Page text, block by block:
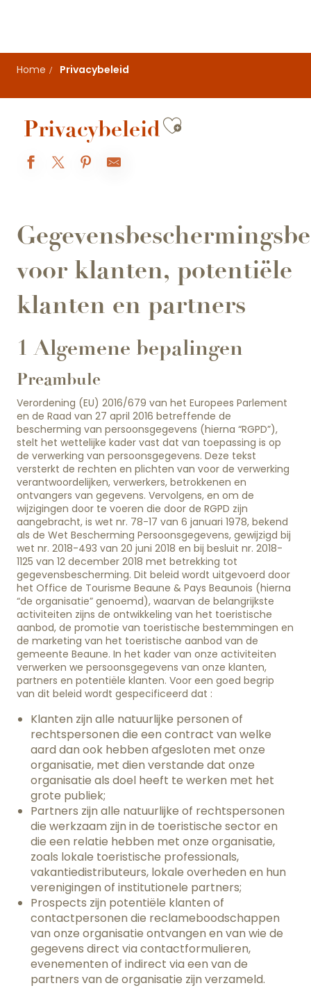
principal
Home Privacybeleid
PrivacybeleidAjouter aux
voor klanten, potentiële
klanten en partners
1 Algemene bepalingen
Preambule
Verordening (EU) 2016/679 van het Europees Parlement
en de Raad van 27 april 2016 betreffende de
bescherming van persoonsgegevens (hierna “RGPD”),
stelt het wettelijke kader vast dat van toepassing is op
de verwerking van persoonsgegevens. Deze tekst
versterkt de rechten en plichten van voor de verwerking
verantwoordelijken, verwerkers, betrokkenen en
ontvangers van gegevens. Vervolgens, en om de
wijzigingen door te voeren die door de RGPD zijn
aangebracht, is wet nr. 78-17 van 6 januari 1978, bekend
als de Wet Bescherming Persoonsgegevens, gewijzigd bij
wet nr. 2018-493 van 20 juni 2018 en bij besluit nr. 2018-
1125 van 12 december 2018 met betrekking tot
gegevensbescherming. Dit beleid wordt uitgevoerd door
het Office de Tourisme Beaune & Pays Beaunois (hierna
“de organisatie” genoemd), waarvan de belangrijkste
activiteiten zijns de ontwikkeling van het toeristische
aanbod, de promotie van toeristische bestemmingen en
de marketing van het toeristische aanbod van de
gemeente Beaune. In het kader van onze activiteiten
verwerken we persoonsgegevens van onze klanten,
partners en potentiële klanten. Voor een goed begrip
van dit beleid wordt gespecificeerd dat :
Klanten zijn alle natuurlijke personen of
rechtspersonen die een contract van welke
aard dan ook hebben afgesloten met onze
organisatie, met dien verstande dat onze
organisatie als doel heeft te werken met het
grote publiek;
Partners zijn alle natuurlijke of rechtspersonen
die werkzaam zijn in de toeristische sector en
die een relatie hebben met onze organisatie,
zoals lokale toeristische professionals,
vakantiedistributeurs, lokale overheden en hun
verenigingen of institutionele partners;
Prospects zijn potentiële klanten of
contactpersonen die reclameboodschappen
van onze organisatie ontvangen en van wie de
gegevens direct via contactformulieren,
evenementen of indirect via een van de
partners van de organisatie zijn verzameld.